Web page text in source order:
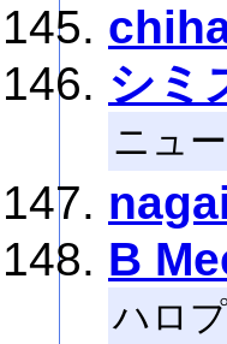
シミ
ニュ
B
ハロ